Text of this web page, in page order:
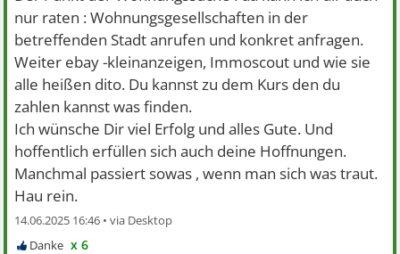
nur raten : Wohnungsgesellschaften in der
betreffenden Stadt anrufen und konkret anfragen.
Weiter ebay -kleinanzeigen, Immoscout und wie sie
alle heißen dito. Du kannst zu dem Kurs den du
zahlen kannst was finden.
Ich wünsche Dir viel Erfolg und alles Gute. Und
hoffentlich erfüllen sich auch deine Hoffnungen.
Manchmal passiert sowas , wenn man sich was traut.
Hau rein.
14.06.2025 16:46 •
x 6